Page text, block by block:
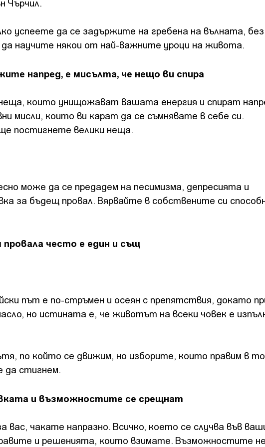
Чърчил.
успеете да се задържите на гребена на вълната,
научите някои от най-важните уроци на живота.
напред, е мисълта, че нещо ви спира
които унищожават вашата енергия и спират
мисли, които ви карат да се съмнявате в себе си.
постигнете велики неща.
може да се предадем на песимизма, депресията и
за бъдещ провал. Вярвайте в собствените си
често е един и същ
път е по-стръмен и осеян с препятствия, докато
но истината е, че животът на всеки човек е
по който се движим, но изборите, които правим в
да стигнем.
и възможностите се срещнат
вас, чакате напразно. Всичко, което се случва във
и решенията, които взимате. Възможностите